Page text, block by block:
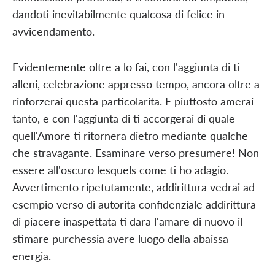
dandoti inevitabilmente qualcosa di felice in
avvicendamento.
Evidentemente oltre a lo fai, con l'aggiunta di ti
alleni, celebrazione appresso tempo, ancora oltre a
rinforzerai questa particolarita. E piuttosto amerai
tanto, e con l'aggiunta di ti accorgerai di quale
quell'Amore ti ritornera dietro mediante qualche
che stravagante. Esaminare verso presumere! Non
essere all'oscuro lesquels come ti ho adagio.
Avvertimento ripetutamente, addirittura vedrai ad
esempio verso di autorita confidenziale addirittura
di piacere inaspettata ti dara l'amare di nuovo il
stimare purchessia avere luogo della abaissa
energia.